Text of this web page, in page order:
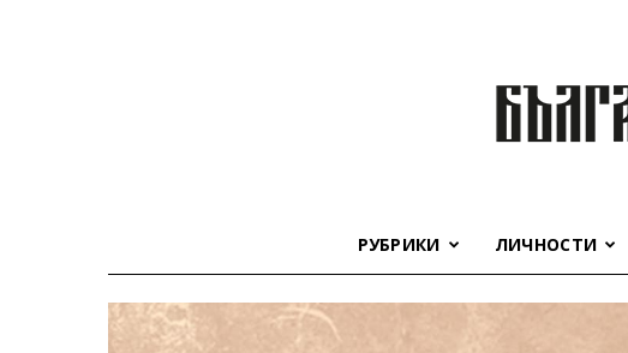
РУБРИКИ ЛИЧНОСТИ